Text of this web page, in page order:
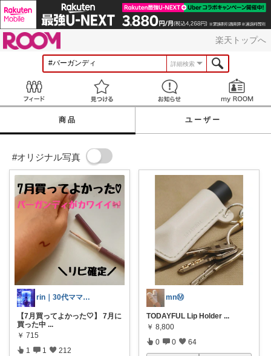
楽天トップへ
詳細検索
見つける お知らせ
商品 ユーザー
#オリジナル写真
rin｜30代ママ美容研究室🧪
【7月買ってよかった🤍】 7月に
買った中 ...
￥ 715
1 1 212
mnⓂ︎
TODAYFUL Lip Holder ...
￥ 8,800
0 0 64